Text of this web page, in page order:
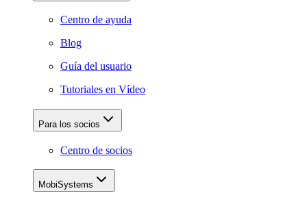
Centro de ayuda
Blog
Guía del usuario
Tutoriales en Vídeo
Para los socios
Centro de socios
MobiSystems